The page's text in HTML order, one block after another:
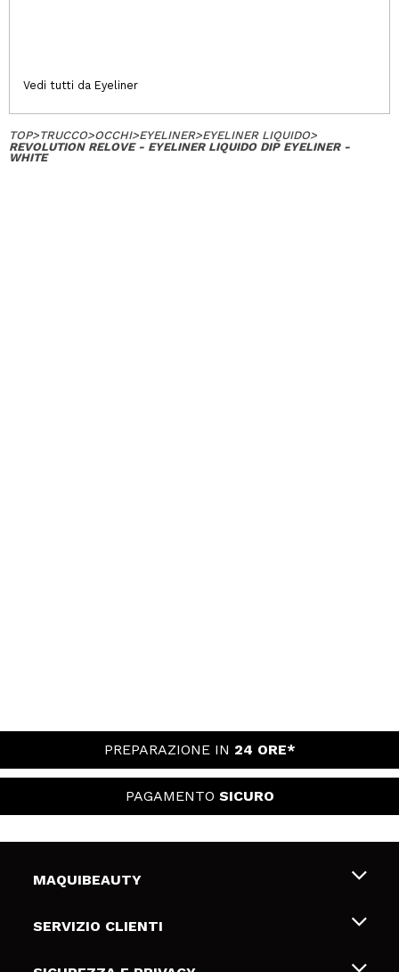
Vedi tutti da Eyeliner
TOP>TRUCCO>OCCHI>EYELINER>EYELINER LIQUIDO>
REVOLUTION RELOVE - EYELINER LIQUIDO DIP EYELINER -
WHITE
PREPARAZIONE IN 24 ORE*
PAGAMENTO SICURO
MAQUIBEAUTY
Chi siamo
SERVIZIO CLIENTI
Spedizioni & Resi